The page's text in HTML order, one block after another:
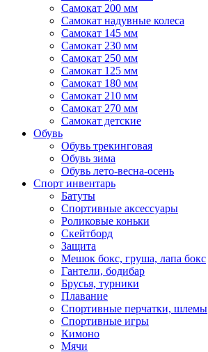
Самокат 200 мм
Самокат надувные колеса
Самокат 145 мм
Самокат 230 мм
Самокат 250 мм
Самокат 125 мм
Самокат 180 мм
Самокат 210 мм
Самокат 270 мм
Самокат детские
Обувь
Обувь трекинговая
Обувь зима
Обувь лето-весна-осень
Спорт инвентарь
Батуты
Спортивные аксессуары
Роликовые коньки
Скейтборд
Защита
Мешок бокс, груша, лапа бокс
Гантели, бодибар
Брусья, турники
Плавание
Спортивные перчатки, шлемы
Спортивные игры
Кимоно
Мячи